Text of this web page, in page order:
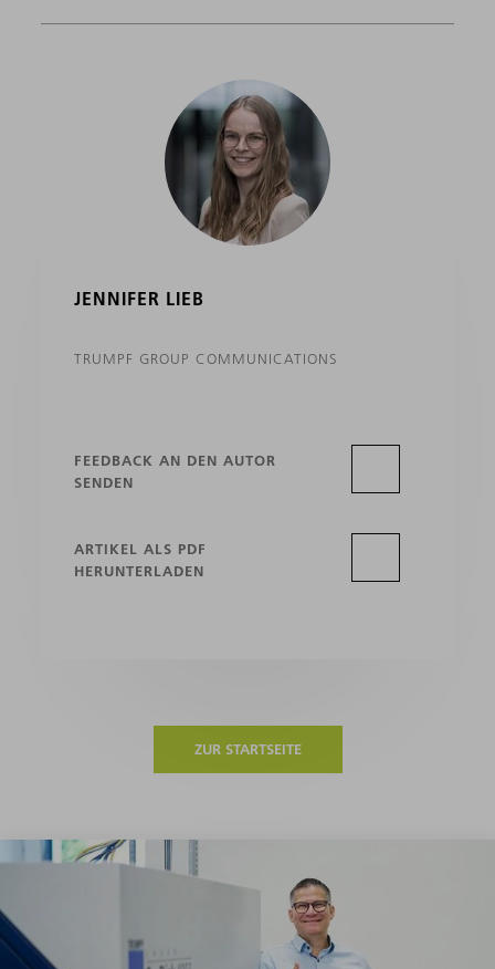
JENNIFER LIEB
TRUMPF GROUP COMMUNICATIONS
FEEDBACK AN DEN AUTOR
SENDEN
ARTIKEL ALS PDF
HERUNTERLADEN
ZUR STARTSEITE